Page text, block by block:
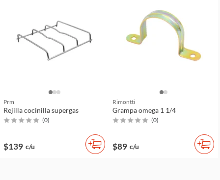
Prm
Rejilla cocinilla supergas
(0)
$139 c/u
Rimontti
Grampa omega 1 1/4
(0)
$89 c/u